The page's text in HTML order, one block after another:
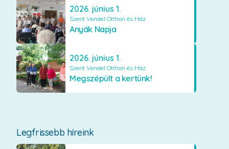
2026. június 1.
Szent Vendel Otthon és Ház
Anyák Napja
2026. június 1.
Szent Vendel Otthon és Ház
Megszépült a kertünk!
Legfrissebb híreink